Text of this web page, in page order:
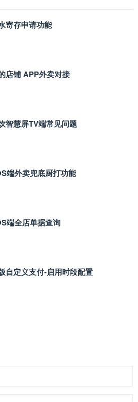
寄存申请功能
店铺 APP外卖对接
智慧屏TV端常见问题
端外卖兜底厨打功能
端全店单据查询
自定义支付‑启用时段配置